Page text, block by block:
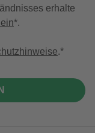
erhalte
*.
.